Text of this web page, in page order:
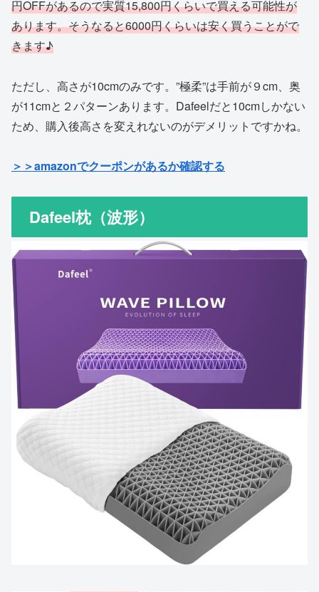
円OFFがあるので実質15,800円くらいで買える可能性が
あります。そうなると6000円くらいは安く買うことがで
きます♪
ただし、高さが10cmのみです。”極柔”は手前が９cm、奥
が11cmと２パターンあります。Dafeelだと10cmしかない
ため、購入後高さを変えれないのがデメリットですかね。
＞＞amazonでクーポンがあるか確認する
Dafeel枕（波形）